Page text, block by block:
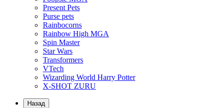
Present Pets
Purse pets
Rainbocorns
Rainbow High MGA
Spin Master
Star Wars
Transformers
VTech
Wizarding World Harry Potter
X-SHOT ZURU
Назад